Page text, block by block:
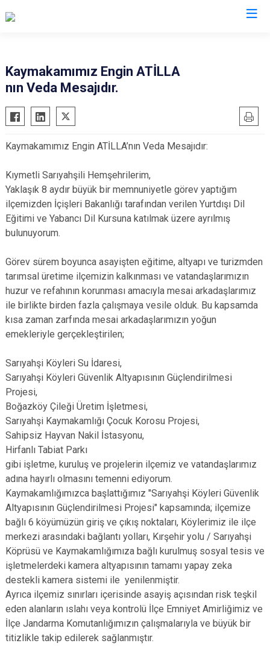
Ağaçören
Eskil
Güzelyurt
Ortaköy
Sarıyahşi
Sultanhanı
Kaymakamımız Engin ATİLLA
nın Veda Mesajıdır.
Kaymakamımız Engin ATİLLA’nın Veda Mesajıdır:
Kıymetli Sarıyahşili Hemşehrilerim,
Yaklaşık 8 aydır büyük bir memnuniyetle görev yaptığım
ilçemizden İçişleri Bakanlığı tarafından verilen Yurtdışı Dil
Eğitimi ve Yabancı Dil Kursuna katılmak üzere ayrılmış
bulunuyorum.
Görev sürem boyunca asayişten eğitime, altyapı ve turizmden
tarımsal üretime ilçemizin kalkınması ve vatandaşlarımızın
huzur ve refahının korunması amacıyla mesai arkadaşlarımız
ile birlikte birden fazla çalışmaya vesile olduk. Bu kapsamda
kısa zaman zarfında mesai arkadaşlarımızın yoğun
emekleriyle gerçekleştirilen;
Sarıyahşi Köyleri Su İdaresi,
Sarıyahşi Köyleri Güvenlik Altyapısının Güçlendirilmesi
Projesi,
Boğazköy Çileği Üretim İşletmesi,
Sarıyahşi Kaymakamlığı Çocuk Korosu Projesi,
Sahipsiz Hayvan Nakil İstasyonu,
Hirfanlı Tabiat Parkı
gibi işletme, kuruluş ve projelerin ilçemiz ve vatandaşlarımız
adına hayırlı olmasını temenni ediyorum.
Kaymakamlığımızca başlattığımız "Sarıyahşi Köyleri Güvenlik
Altyapısının Güçlendirilmesi Projesi" kapsamında; ilçemize
bağlı 6 köyümüzün giriş ve çıkış noktaları, Köylerimiz ile ilçe
merkezi arasındaki bağlantı yolları, Kırşehir yolu / Sarıyahşi
Köprüsü ve Kaymakamlığımıza bağlı kurulmuş sosyal tesis ve
işletmelerdeki kamera altyapısının tamamı yapay zeka
destekli kamera sistemi ile yenilenmiştir.
Ayrıca ilçemiz sınırları içerisinde asayiş açısından risk teşkil
eden alanların ıslahı veya kontrolü İlçe Emniyet Amirliğimiz ve
İlçe Jandarma Komutanlığımızın çalışmalarıyla ve büyük bir
titizlikle takip edilerek sağlanmıştır.